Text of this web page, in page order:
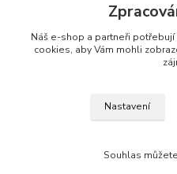
info@esoterik-shop.cz
Všechna práva
Náš e-shop a partneři potřebují
cookies, aby Vám mohli
Nastavení
Souhlas